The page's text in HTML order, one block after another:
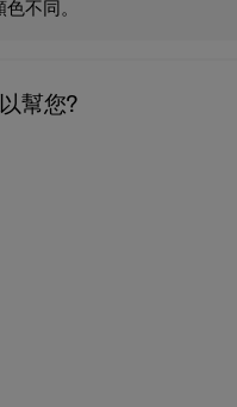
不同。
幫您?